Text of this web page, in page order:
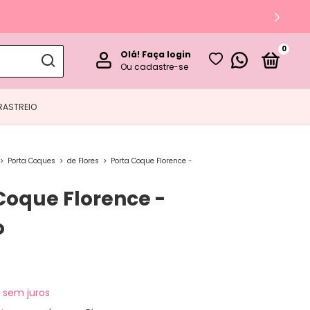
Olá! Faça login
Ou cadastre-se
0
> Porta Coques > de Flores > Porta Coque Florence -
Florence -
sem juros